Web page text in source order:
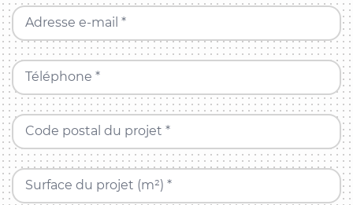
Adresse e-mail *
Téléphone *
Code postal du projet *
Surface du projet (m²) *